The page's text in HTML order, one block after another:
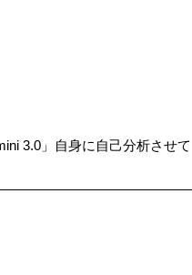
3.0」自身に自己分析させて